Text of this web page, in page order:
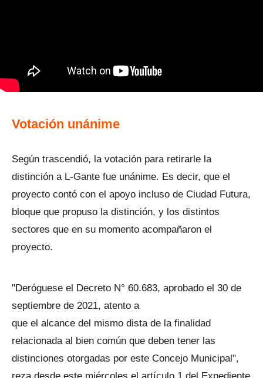
Votación unánime
Según trascendió, la votación para retirarle la
distinción a L-Gante fue unánime. Es decir, que el
proyecto contó con el apoyo incluso de Ciudad Futura,
bloque que propuso la distinción, y los distintos
sectores que en su momento acompañaron el
proyecto.
"Deróguese el Decreto N° 60.683, aprobado el 30 de
septiembre de 2021, atento a
que el alcance del mismo dista de la finalidad
relacionada al bien común que deben tener las
distinciones otorgadas por este Concejo Municipal",